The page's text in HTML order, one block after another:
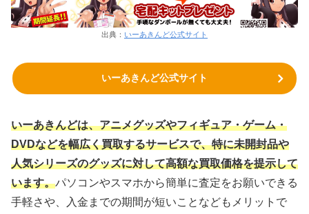
出典： いーあきんど公式サイト
いーあきんど公式サイト
いーあきんどは、アニメグッズやフィギュア・ゲーム・
DVDなどを幅広く買取するサービスで、特に未開封品や
人気シリーズのグッズに対して高額な買取価格を提示して
います。パソコンやスマホから簡単に査定をお願いできる
手軽さや、入金までの期間が短いことなどもメリットで